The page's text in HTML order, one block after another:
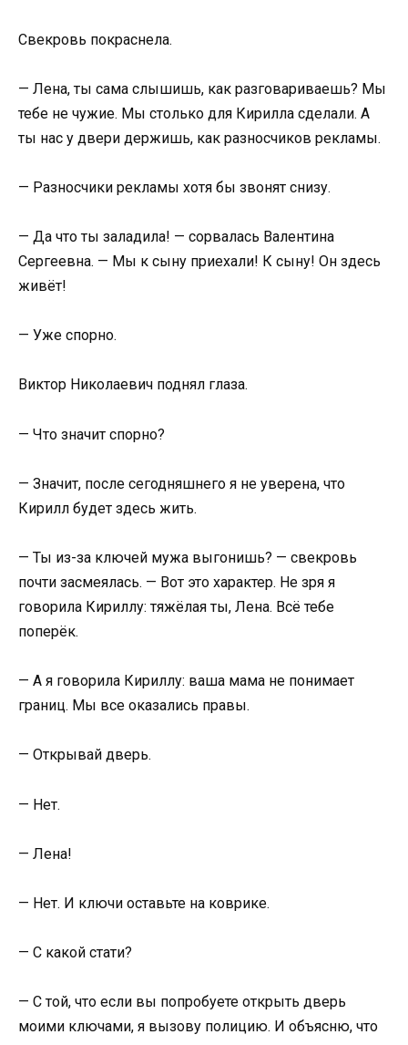
Свекровь покраснела.
— Лена, ты сама слышишь, как разговариваешь? Мы
тебе не чужие. Мы столько для Кирилла сделали. А
ты нас у двери держишь, как разносчиков рекламы.
— Разносчики рекламы хотя бы звонят снизу.
— Да что ты заладила! — сорвалась Валентина
Сергеевна. — Мы к сыну приехали! К сыну! Он здесь
живёт!
— Уже спорно.
Виктор Николаевич поднял глаза.
— Что значит спорно?
— Значит, после сегодняшнего я не уверена, что
Кирилл будет здесь жить.
— Ты из-за ключей мужа выгонишь? — свекровь
почти засмеялась. — Вот это характер. Не зря я
говорила Кириллу: тяжёлая ты, Лена. Всё тебе
поперёк.
— А я говорила Кириллу: ваша мама не понимает
границ. Мы все оказались правы.
— Открывай дверь.
— Нет.
— Лена!
— Нет. И ключи оставьте на коврике.
— С какой стати?
— С той, что если вы попробуете открыть дверь
моими ключами, я вызову полицию. И объясню, что